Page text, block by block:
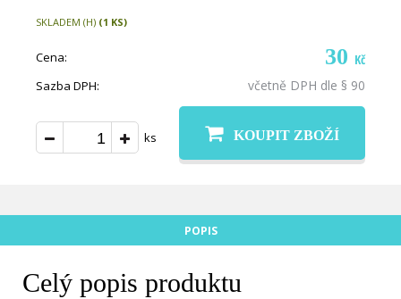
SKLADEM (H) (1 KS)
Cena: 30 Kč
Sazba DPH: včetně DPH dle § 90
ks KOUPIT ZBOŽÍ
POPIS
Celý popis produktu